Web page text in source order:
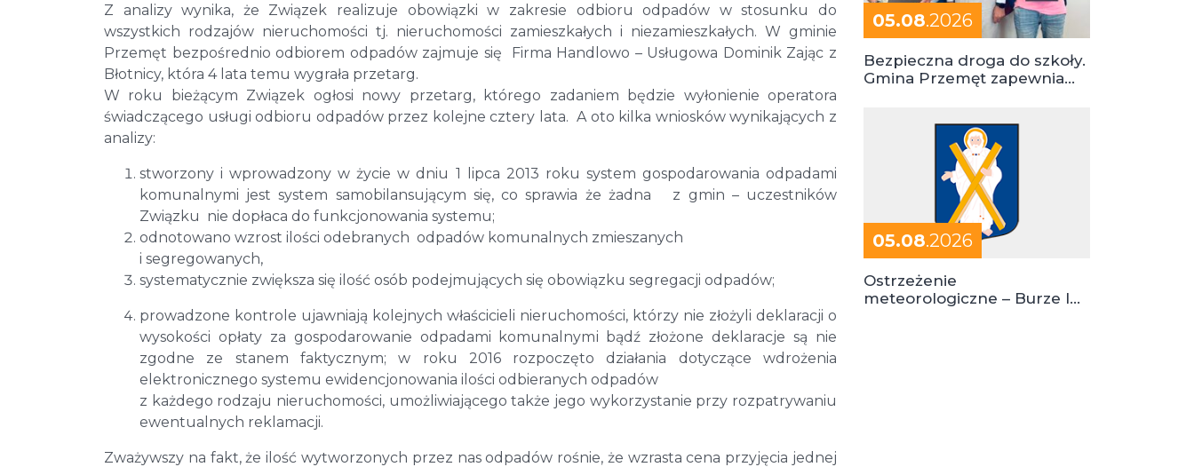
Z analizy wynika, że Związek realizuje obowiązki w zakresie odbioru odpadów w stosunku do
wszystkich rodzajów nieruchomości tj. nieruchomości zamieszkałych i niezamieszkałych. W gminie
Przemęt bezpośrednio odbiorem odpadów zajmuje się Firma Handlowo – Usługowa Dominik Zając z
Błotnicy, która 4 lata temu wygrała przetarg.
W roku bieżącym Związek ogłosi nowy przetarg, którego zadaniem będzie wyłonienie operatora
świadczącego usługi odbioru odpadów przez kolejne cztery lata. A oto kilka wniosków wynikających z
analizy:
stworzony i wprowadzony w życie w dniu 1 lipca 2013 roku system gospodarowania odpadami
komunalnymi jest system samobilansującym się, co sprawia że żadna z gmin – uczestników
Związku nie dopłaca do funkcjonowania systemu;
odnotowano wzrost ilości odebranych odpadów komunalnych zmieszanych
i segregowanych,
systematycznie zwiększa się ilość osób podejmujących się obowiązku segregacji odpadów;
prowadzone kontrole ujawniają kolejnych właścicieli nieruchomości, którzy nie złożyli deklaracji o
wysokości opłaty za gospodarowanie odpadami komunalnymi bądź złożone deklaracje są nie
zgodne ze stanem faktycznym; w roku 2016 rozpoczęto działania dotyczące wdrożenia
elektronicznego systemu ewidencjonowania ilości odbieranych odpadów
z każdego rodzaju nieruchomości, umożliwiającego także jego wykorzystanie przy rozpatrywaniu
ewentualnych reklamacji.
Zważywszy na fakt, że ilość wytworzonych przez nas odpadów rośnie, że wzrasta cena przyjęcia jednej
05.08.2026
Bezpieczna droga do szkoły.
Gmina Przemęt zapewnia
05.08.2026
Ostrzeżenie
meteorologiczne – Burze I